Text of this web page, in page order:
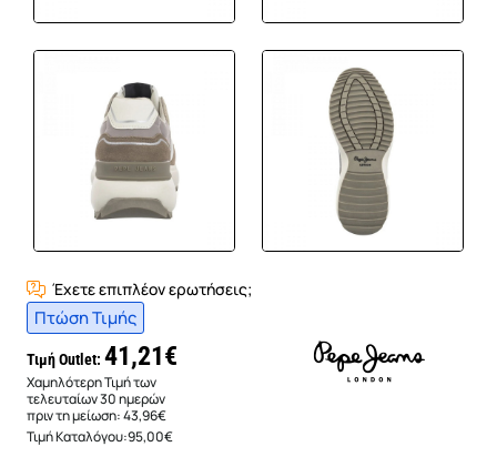
Έχετε επιπλέον ερωτήσεις;
Πτώση Τιμής
Τιμή Outlet: 41,21€
Χαμηλότερη Τιμή των
τελευταίων 30 ημερών
πριν τη μείωση:43,96€
Τιμή Καταλόγου:95,00€